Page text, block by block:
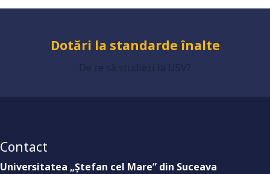
Contact
Universitatea „Ştefan cel Mare” din Suceava